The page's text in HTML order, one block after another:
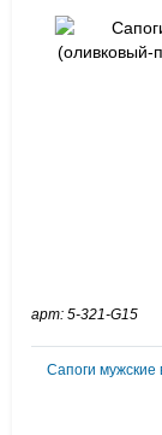
арт: 5-321-G15
Сапоги